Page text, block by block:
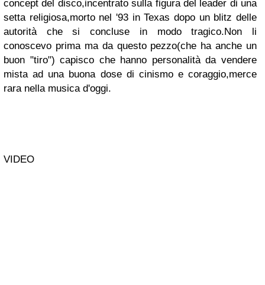
concept del disco,incentrato sulla figura del leader di una
setta religiosa,morto nel '93 in Texas dopo un blitz delle
autorità che si concluse in modo tragico.Non li
conoscevo prima ma da questo pezzo(che ha anche un
buon "tiro") capisco che hanno personalità da vendere
mista ad una buona dose di cinismo e coraggio,merce
rara nella musica d'oggi.
VIDEO